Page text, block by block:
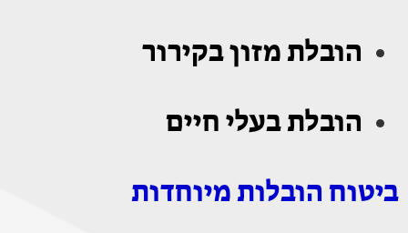
הובלת מזון בקירור
הובלת בעלי חיים
ביטוח הובלות מיוחדות